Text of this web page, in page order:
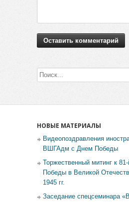
НОВЫЕ МАТЕРИАЛЫ
Видеопоздравления
ВШГАдм с Днем Победы
Торжественный митинг к
Победы в Великой
1945 гг.
Заседание спецсеминара